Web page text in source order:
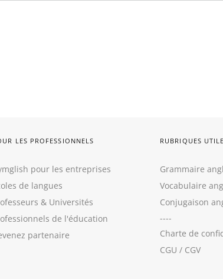
LES PROFESSIONNELS
pour les entreprises
de langues
& Universités
de l'éducation
partenaire
RUBRIQUES
Grammaire
Vocabulaire
Conjugaison
----
Charte de
CGU / CGV